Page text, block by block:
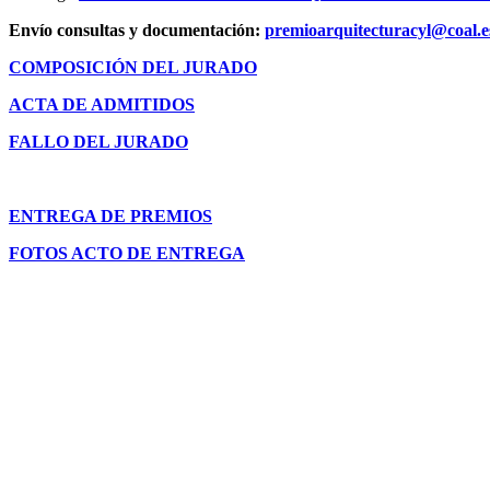
Envío consultas y documentación:
COMPOSICIÓN DEL JURADO
ACTA DE ADMITIDOS
FALLO DEL JURADO
ENTREGA DE PREMIOS
FOTOS ACTO DE ENTREGA